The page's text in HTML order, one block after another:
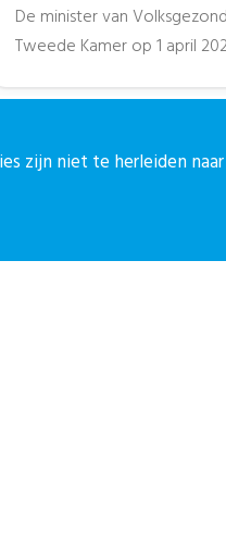
De minister van
Tweede Kamer op 1 april
Meld je aan
zijn niet te herleiden